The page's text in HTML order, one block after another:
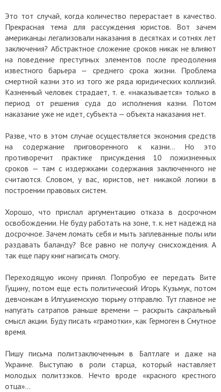
Это тот случай, когда количество перерастает в качество.
Прекрасная тема для рассуждения юристов. Вот зачем
американцы легализовали наказания в десятках и сотнях лет
заключения? Абстрактное сложение сроков никак не влияют
на поведение преступных элементов после преодоления
известного барьера — среднего срока жизни. Проблема
смертной казни это из того же ряда юридических коллизий.
Казненный человек страдает, т. е. «наказывается» только в
период от решения суда до исполнения казни. Потом
наказание уже не идет, субъекта — объекта наказания нет.
Разве, что в этом случае осуществляется экономия средств
на содержание приговоренного к казни... Но это
противоречит практике присуждения 10 пожизненных
сроков — там с издержками содержания заключенного не
считаются. Словом, у вас, юристов, нет никакой логики в
построении правовых систем.
Хорошо, что прислал аргументацию отказа в досрочном
освобождении. Не буду работать на зоне, т. к. нет надежд на
досрочное. Зачем ломать себя и мыть заплеванные полы или
раздавать баланду? Все равно не получу снисхождения. А
так еще пару книг написать смогу.
Переходящую икону принял. Попробую ее передать Вите
Гущину, потом еще есть политический Игорь Кузьмук, потом
девчонкам в Илгуциемскую тюрьму отправлю. Тут главное не
напугать сатрапов раньше времени — раскрыть сакральный
смысл акции. Буду писать «грамотки», как Гермоген в Смутное
время.
Пишу письма политзаключенным в Балтлаге и даже на
Украине. Выступаю в роли старца, который наставляет
молодых политзэков. Нечто вроде «красного крестного
отца»…